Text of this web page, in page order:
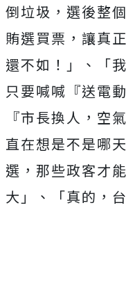
倒垃圾，選後整
賄選買票，讓真
還不如！」、「
只要喊喊『送電
『市長換人，空
直在想是不是哪
選，那些政客才
大」、「真的，